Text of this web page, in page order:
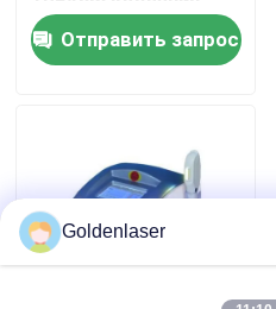
Проверка качества
Новости
волос Ipl
Отправить запрос
Goldenlaser